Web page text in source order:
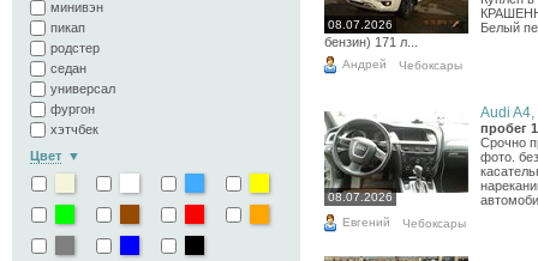
минивэн
пикап
родстер
седан
универсал
фургон
хэтчбек
Цвет
08.07.2026
Белый
бензин) 171 л...
Андрей Чебоксары
08.07.2026
Audi A4,
пробег
Срочно
фото.
Евгений Чебоксары